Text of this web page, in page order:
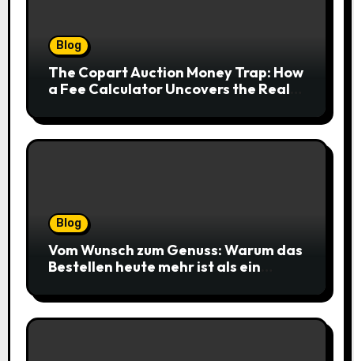
Blog
The Copart Auction Money Trap: How
a Fee Calculator Uncovers the Real
Blog
Vom Wunsch zum Genuss: Warum das
Bestellen heute mehr ist als ein